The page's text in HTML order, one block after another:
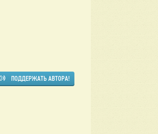
ПОДДЕРЖАТЬ АВТОРА!